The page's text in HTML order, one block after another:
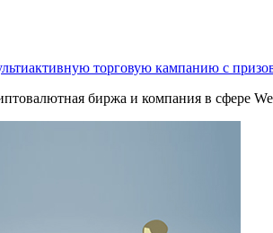
торговую кампанию с
биржа и компания в сфере